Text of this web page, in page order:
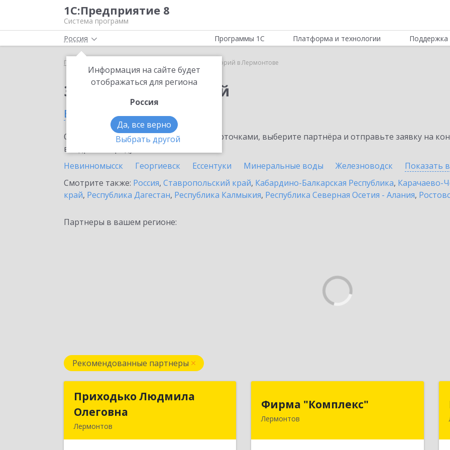
1С:Предприятие 8
Система программ
Россия
Информация на сайте будет
отображаться для региона
Россия
Да, все верно
Выбрать другой
Программы 1С Платформа и технологии Поддержка
Главная 1С:Лекторий в Лермонтове
Заказать 1С:Лекторий
в Лермонтове
Ознакомьтесь с информационными карточками, выберите партнёра и отправьте заявку на
внедрение продукта.
Невинномысск
Георгиевск Ессентуки Минеральные воды Железноводск Показать
Смотрите также: Россия, Ставропольский край, Кабардино-Балкарская Республика, Карачаево-
край, Республика Дагестан, Республика Калмыкия, Республика Северная Осетия - Алания,
Партнеры в вашем регионе:
Рекомендованные партнеры
Приходько Людмила
Олеговна
Лермонтов
Приходько Людмила
Фирма "Комплекс"
Лермонтов357348, Ставропольский край,